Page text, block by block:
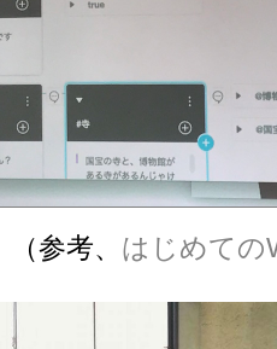
参考、 はじめての